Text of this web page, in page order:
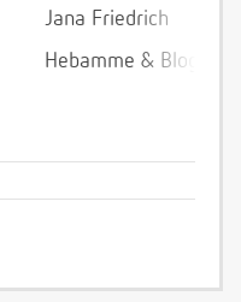
Jana Friedrich
Hebamme &